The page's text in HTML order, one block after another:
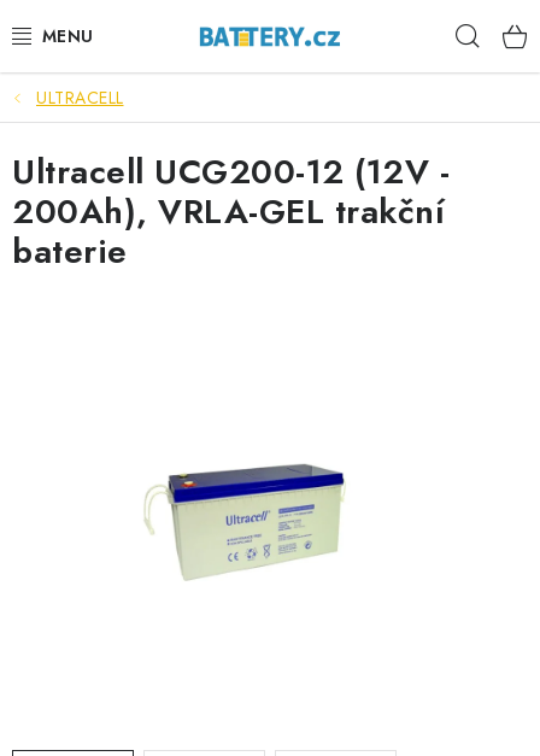
na
VÝHODNÉ SETY
SLUŽBY
AUTOBATERIE
BATERIOVÉ BOXY
POWERBANKY
ULTRACELL
Ultracell UCG200-12 (12V -
200Ah), VRLA-GEL trakční
baterie